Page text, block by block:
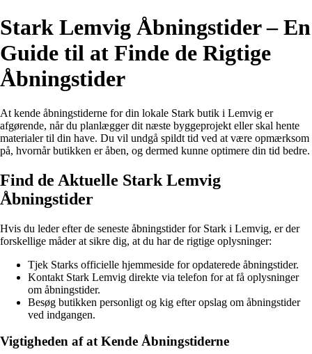
Stark Lemvig Åbningstider – En
Guide til at Finde de Rigtige
Åbningstider
At kende åbningstiderne for din lokale Stark butik i Lemvig er
afgørende, når du planlægger dit næste byggeprojekt eller skal hente
materialer til din have. Du vil undgå spildt tid ved at være opmærksom
på, hvornår butikken er åben, og dermed kunne optimere din tid bedre.
Find de Aktuelle Stark Lemvig
Åbningstider
Hvis du leder efter de seneste åbningstider for Stark i Lemvig, er der
forskellige måder at sikre dig, at du har de rigtige oplysninger:
Tjek Starks officielle hjemmeside for opdaterede åbningstider.
Kontakt Stark Lemvig direkte via telefon for at få oplysninger
om åbningstider.
Besøg butikken personligt og kig efter opslag om åbningstider
ved indgangen.
Vigtigheden af at Kende Åbningstiderne